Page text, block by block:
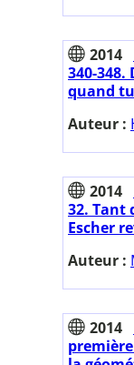
2014
340-
quand
Auteur :
2014
32. Tant
Escher
Auteur :
2014